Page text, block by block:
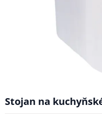
Stojan na